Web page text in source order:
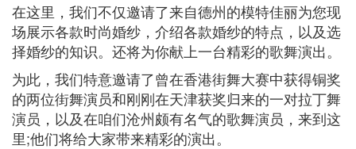
在这里，我们不仅邀请了来自德州的模特佳丽为您现
场展示各款时尚婚纱，介绍各款婚纱的特点，以及选
择婚纱的知识。还将为你献上一台精彩的歌舞演出。
为此，我们特意邀请了曾在香港街舞大赛中获得铜奖
的两位街舞演员和刚刚在天津获奖归来的一对拉丁舞
演员，以及在咱们沧州颇有名气的歌舞演员，来到这
里;他们将给大家带来精彩的演出。